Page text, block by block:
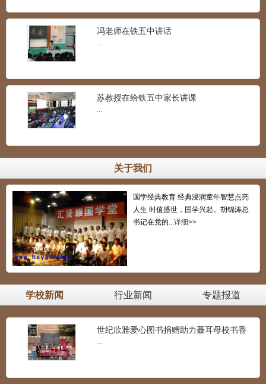
冯老师在铁五中讲话
苏教授在给铁五中家长讲课
关于我们
国学经典教育 经典浸润童年智慧点亮
人生 时值盛世，国学兴起。胡锦涛总
书记在党的... 详细>>
学校新闻 行业新闻 专题报道
世纪欣雅爱心图书捐赠助力聂耳母校书香
满校园
...
世纪欣雅STEAM：耳朵奇遇记
...
世纪欣雅STEAM：水宝宝搬家
展示
点墨巧手绘乾坤：世纪欣雅孝德礼仪幼儿
孝德礼仪：有趣的吹墨画